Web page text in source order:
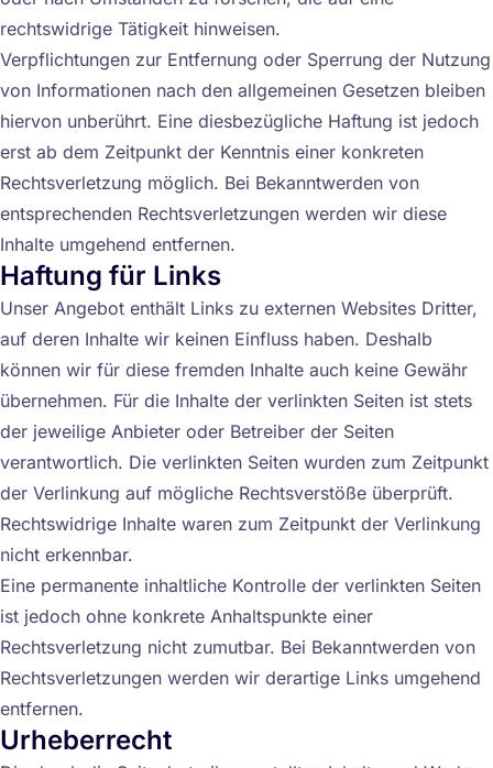
rechtswidrige Tätigkeit hinweisen.
Verpflichtungen zur Entfernung oder Sperrung der Nutzung
von Informationen nach den allgemeinen Gesetzen bleiben
hiervon unberührt. Eine diesbezügliche Haftung ist jedoch
erst ab dem Zeitpunkt der Kenntnis einer konkreten
Rechtsverletzung möglich. Bei Bekanntwerden von
entsprechenden Rechtsverletzungen werden wir diese
Inhalte umgehend entfernen.
Haftung für Links
Unser Angebot enthält Links zu externen Websites Dritter,
auf deren Inhalte wir keinen Einfluss haben. Deshalb
können wir für diese fremden Inhalte auch keine Gewähr
übernehmen. Für die Inhalte der verlinkten Seiten ist stets
der jeweilige Anbieter oder Betreiber der Seiten
verantwortlich. Die verlinkten Seiten wurden zum Zeitpunkt
der Verlinkung auf mögliche Rechtsverstöße überprüft.
Rechtswidrige Inhalte waren zum Zeitpunkt der Verlinkung
nicht erkennbar.
Eine permanente inhaltliche Kontrolle der verlinkten Seiten
ist jedoch ohne konkrete Anhaltspunkte einer
Rechtsverletzung nicht zumutbar. Bei Bekanntwerden von
Rechtsverletzungen werden wir derartige Links umgehend
entfernen.
Urheberrecht